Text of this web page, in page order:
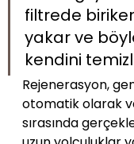
filtrede
yakar ve
kendini
Rejenerasyon,
otomatik olarak
sırasında